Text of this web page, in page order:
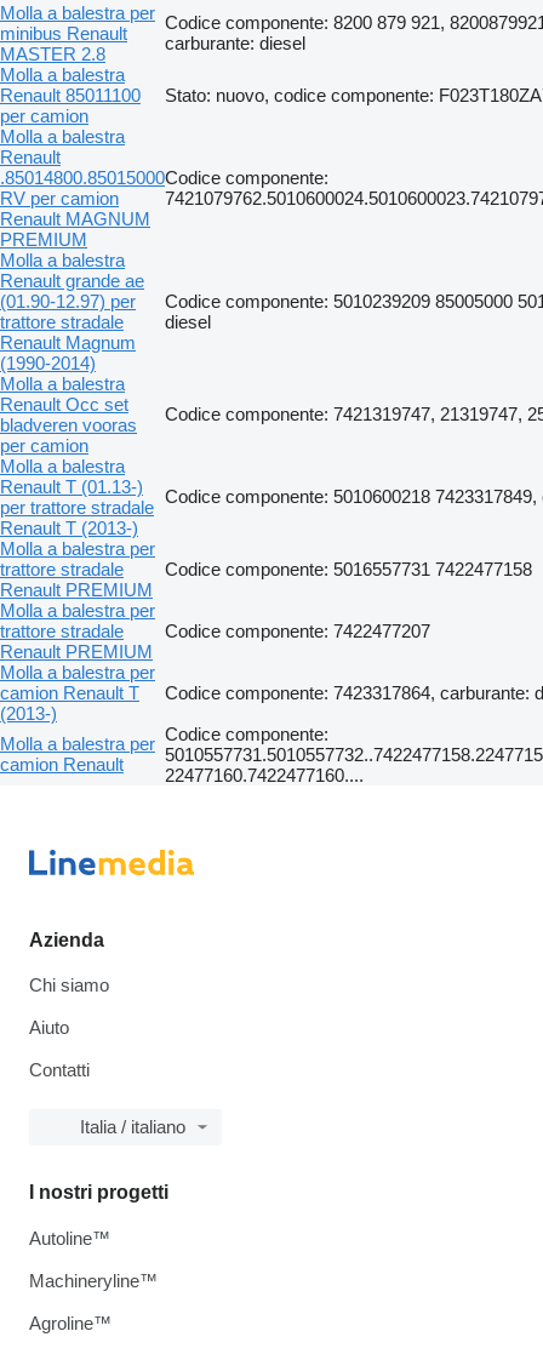
Molla a balestra per
minibus Renault
MASTER 2.8
Codice componente: 8200 879 921,
carburante: diesel
Molla a balestra
Renault 85011100
per camion
Stato: nuovo, codice componente:
Molla a balestra
Renault
.85014800.85015000
RV per camion
Renault MAGNUM
PREMIUM
Codice componente:
Molla a balestra
Renault grande ae
(01.90-12.97) per
trattore stradale
Renault Magnum
(1990-2014)
Codice componente: 5010239209 85005000
diesel
Molla a balestra
Renault Occ set
bladveren vooras
per camion
Codice componente: 7421319747, 21319747,
Molla a balestra
Renault T (01.13-)
per trattore stradale
Renault T (2013-)
Codice componente: 5010600218
Molla a balestra per
trattore stradale
Renault PREMIUM
Codice componente: 5016557731 7422477158
Molla a balestra per
trattore stradale
Renault PREMIUM
Codice componente: 7422477207
Molla a balestra per
camion Renault T
(2013-)
Codice componente: 7423317864, carburante:
Molla a balestra per
camion Renault
Codice componente:
22477160.7422477160....
Azienda
Chi siamo
Aiuto
Contatti
Italia / italiano
I nostri progetti
Autoline™
Machineryline™
Agroline™